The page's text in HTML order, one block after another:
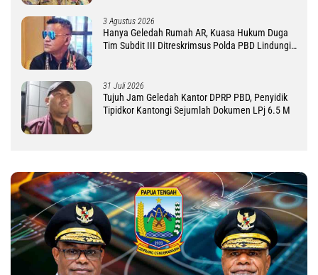
3 Agustus 2026
Hanya Geledah Rumah AR, Kuasa Hukum Duga
Tim Subdit III Ditreskrimsus Polda PBD Lindungi
31 Juli 2026
Tujuh Jam Geledah Kantor DPRP PBD, Penyidik
Tipidkor Kantongi Sejumlah Dokumen LPj 6.5 M